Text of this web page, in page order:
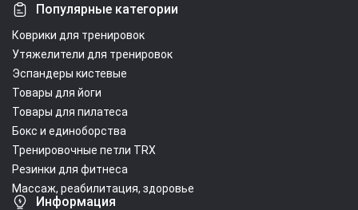
Популярные категории
Коврики для тренировок
Утяжелители для тренировок
Эспандеры кистевые
Товары для йоги
Товары для пилатеса
Бокс и единоборства
Тренировочные петли TRX
Резинки для фитнеса
Массаж, реабилитация, здоровье
Информация